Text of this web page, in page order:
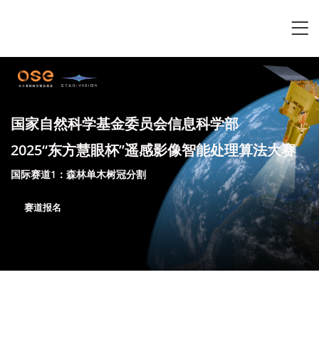
国家自然科学基金委员会信息科学部
2025“东方慧眼杯”遥感影像智能处理算法大赛
国际赛道1：森林单木树冠分割
赛道报名